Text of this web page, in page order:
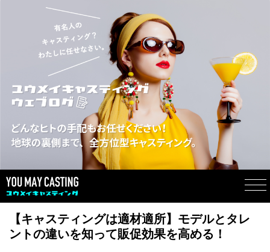
【キャスティングは適材適所】モデルとタレ
ントの違いを知って販促効果を高める！